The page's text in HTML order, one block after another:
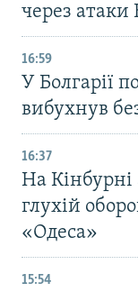
через
16:59
У Болгарії
вибухнув
16:37
На Кінбурні
глухій
«Одеса»
15:54